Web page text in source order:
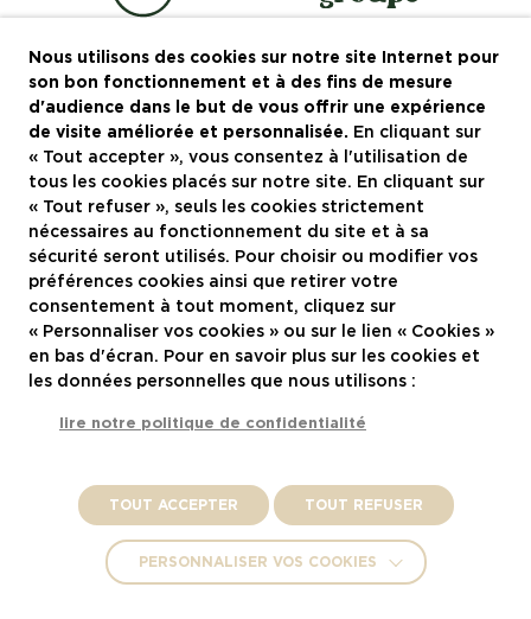
Le groupe
Recrutement
Actualités
Contactez-nous
Restaurants à Montpellier
Nous rejoindre
Mentions légales
Politique de confidentialité et vie privée
Crédits :La Jungle
Nous utilisons des cookies sur notre site Internet pour
son bon fonctionnement et à des fins de mesure
d'audience dans le but de vous offrir une expérience
de visite améliorée et personnalisée. En cliquant sur
« Tout accepter », vous consentez à l'utilisation de
tous les cookies placés sur notre site. En cliquant sur
« Tout refuser », seuls les cookies strictement
nécessaires au fonctionnement du site et à sa
sécurité seront utilisés. Pour choisir ou modifier vos
préférences cookies ainsi que retirer votre
consentement à tout moment, cliquez sur
« Personnaliser vos cookies » ou sur le lien « Cookies »
en bas d'écran. Pour en savoir plus sur les cookies et
les données personnelles que nous utilisons :
lire notre politique de confidentialité
TOUT ACCEPTER TOUT REFUSER
PERSONNALISER VOS COOKIES